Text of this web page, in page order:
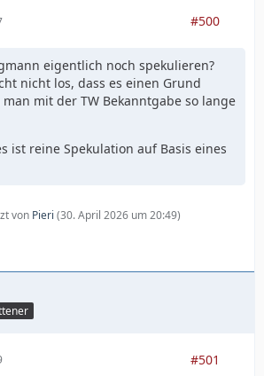
#500
eigentlich noch spekulieren?
nicht los, dass es einen Grund
mit der TW Bekanntgabe so lange
ist reine Spekulation auf Basis eines
von Pieri (30. April 2026 um 20:49)
#501